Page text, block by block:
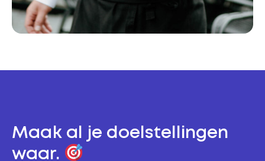
Maak al je doelstellingen
waar.